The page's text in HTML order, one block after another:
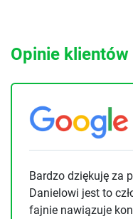
Opinie klientów
Bardzo dziękuję za
Danielowi jest to
fajnie nawiązuje